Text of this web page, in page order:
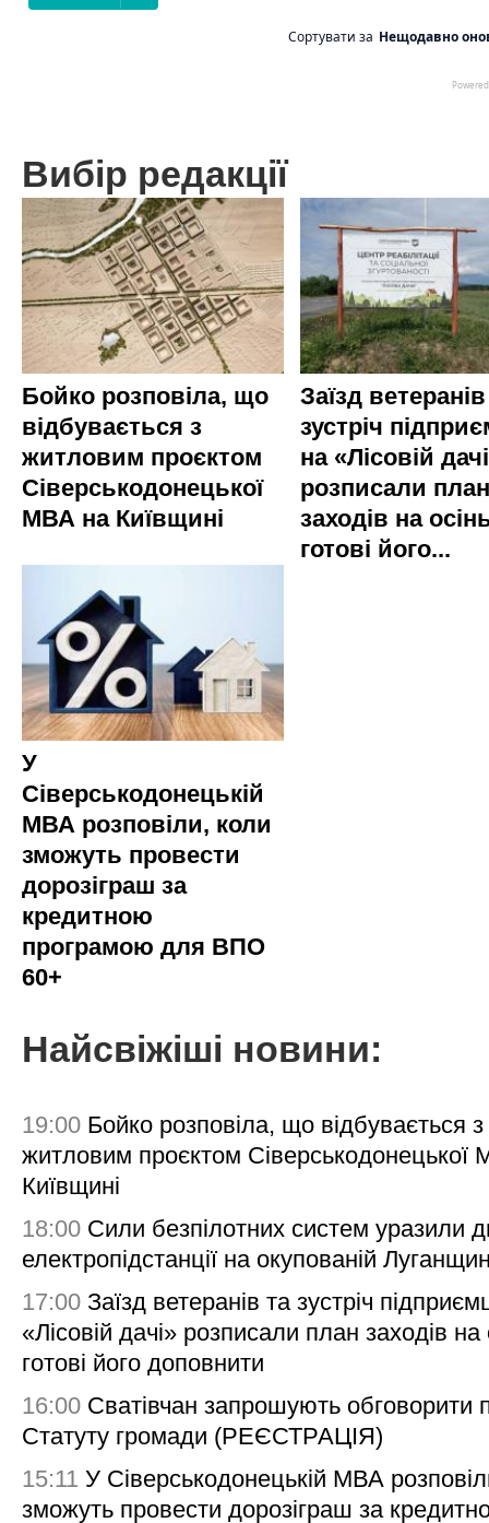
Вибір редакції
Бойко розповіла, що
відбувається з
житловим проєктом
Сіверськодонецької
МВА на Київщині
Заїзд
зустріч
на «Лісовій
розписали план
заходів на
готові його...
У
Сіверськодонецькій
МВА розповіли, коли
зможуть провести
дорозіграш за
кредитною
програмою для ВПО
60+
Найсвіжіші новини:
19:00 Бойко розповіла, що відбувається з
житловим проєктом Сіверськодонецької
Київщині
18:00 Сили безпілотних систем уразили
електропідстанції на окупованій
17:00 Заїзд ветеранів та зустріч
«Лісовій дачі» розписали план заходів на
готові його доповнити
16:00 Сватівчан запрошують обговорити
Статуту громади (РЕЄСТРАЦІЯ)
15:11 У Сіверськодонецькій МВА
зможуть провести дорозіграш за